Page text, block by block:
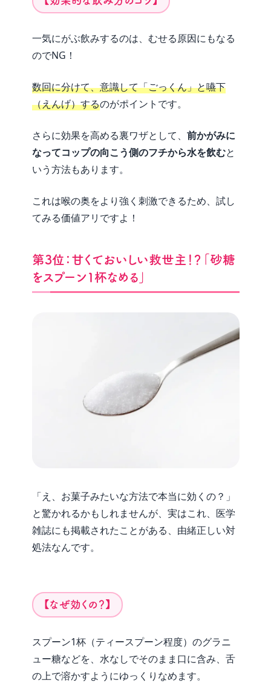
一気にがぶ飲みするのは、むせる原因にもなる
のでNG！
数回に分けて、意識して「ごっくん」と嚥下
（えんげ）するのがポイントです。
さらに効果を高める裏ワザとして、 前かがみに
なってコップの向こう側のフチから水を飲むと
いう方法もあります。
これは喉の奥をより強く刺激できるため、試し
てみる価値アリですよ！
第3位：甘くておいしい救世主！？「砂糖
をスプーン1杯なめる」
「え、お菓子みたいな方法で本当に効くの？」
と驚かれるかもしれませんが、実はこれ、医学
雑誌にも掲載されたことがある、由緒正しい対
処法なんです。
【なぜ効くの？】
スプーン1杯（ティースプーン程度）のグラニ
ュー糖などを、水なしでそのまま口に含み、舌
の上で溶かすようにゆっくりなめます。